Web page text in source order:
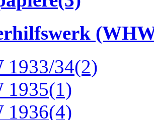
1933/34(2)
1935(1)
1936(4)